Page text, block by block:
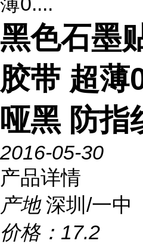
黑色石墨
胶带 超薄
哑黑 防指
2016-05-30
产品详情
产地 深圳/一中
价格： 17.2